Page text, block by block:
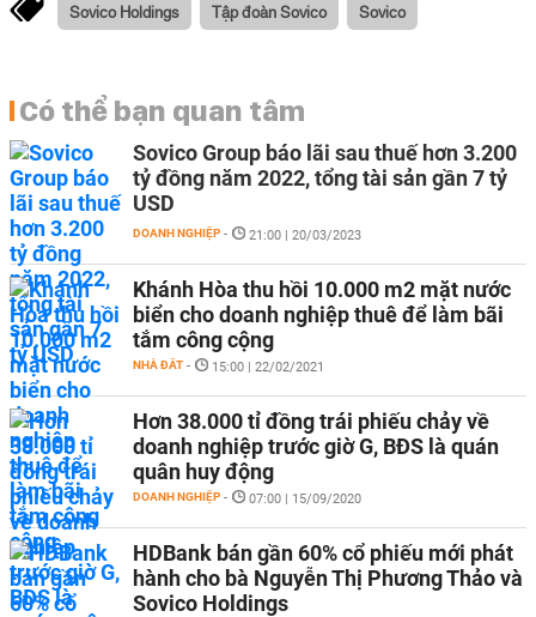
Sovico Holdings Tập đoàn Sovico Sovico
Có thể bạn quan tâm
Sovico Group báo lãi sau thuế hơn 3.200
tỷ đồng năm 2022, tổng tài sản gần 7 tỷ
USD
DOANH NGHIỆP - 21:00 | 20/03/2023
Khánh Hòa thu hồi 10.000 m2 mặt nước
biển cho doanh nghiệp thuê để làm bãi
tắm công cộng
NHÀ ĐẤT - 15:00 | 22/02/2021
Hơn 38.000 tỉ đồng trái phiếu chảy về
doanh nghiệp trước giờ G, BĐS là quán
quân huy động
DOANH NGHIỆP - 07:00 | 15/09/2020
HDBank bán gần 60% cổ phiếu mới phát
hành cho bà Nguyễn Thị Phương Thảo và
Sovico Holdings